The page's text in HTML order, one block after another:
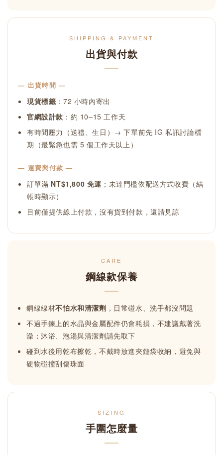
SHIPPING & PAYMENT
出貨與付款
— 出貨時間 —
現貨標籤 ：72 小時內寄出
官網設計款 ：約 10–15 工作天
有時間壓力（送禮、生日）→ 下單前先 IG 私訊討論檔
期（最緊急也需 5 個工作天以上）
— 運費與付款 —
訂單滿 NT$1,800 免運 ；未達門檻依配送方式收費（結
帳時顯示）
目前僅提供線上付款，沒有貨到付款，還請見諒
CARE
鋼線款保養
鋼線線材不怕水和清潔劑 ，日常碰水、洗手都沒問題
不過手鍊上的水晶與金屬配件仍會耗損，不建議戴著洗
澡；沐浴、泡湯與清潔劑請先取下
碰到水後用乾布擦乾，不戴時放進夾鏈袋收納，避免與
硬物碰撞刮傷珠面
SIZING
手圍怎麼量